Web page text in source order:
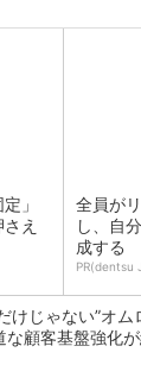
」
え
全員が
し、自
成する
PR(dentsu
けじゃない”オ
な顧客基盤強化